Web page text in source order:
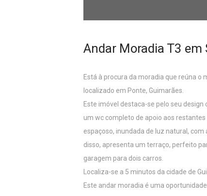
Andar Moradia T3 em
Está à procura da moradia que reúna
localizado em Ponte, Guimarães.
Este imóvel destaca-se pelo seu
um wc completo de apoio aos
espaçoso, inundada de luz natural,
disso, apresenta um terraço, perfeito
garagem para dois carros.
Localiza-se a 5 minutos da cidade de
Este andar moradia é uma